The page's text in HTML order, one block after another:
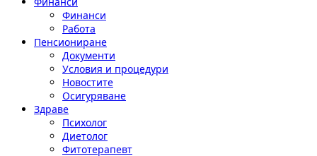
Финанси
Работа
Пенсиониране
Документи
Условия и процедури
Новостите
Осигуряване
Здраве
Психолог
Диетолог
Фитотерапевт